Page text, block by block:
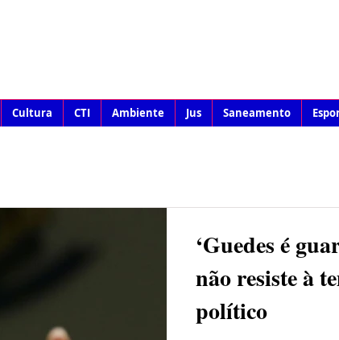
Cultura CTI Ambiente Jus Saneamento
‘Guedes é
não resiste à
político